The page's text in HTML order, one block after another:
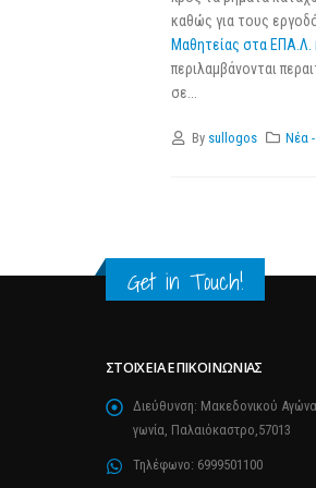
καθώς για τους
Μαθητείας στα ΕΠΑ.Λ.
περιλαμβάνονται
σε...
By sullogos Νέα -
Get in Touch!
ΣΤΟΙΧΕΊΑ ΕΠΙΚΟΙΝΩΝΊΑΣ
Διεύθυνση: Μακεδονικού
γωνία, Παλαιόκαστρο,57013
Τηλέφωνο: 6999501100